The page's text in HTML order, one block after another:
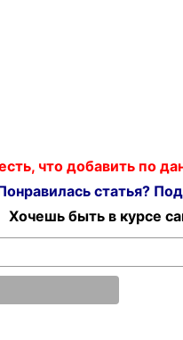
что добавить по
статья?
Хочешь быть в курсе